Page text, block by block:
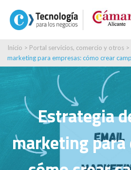
Inicio > Portal servicios, comercio y otros >
marketing para empresas: cómo crear
Estrategia
marketing para